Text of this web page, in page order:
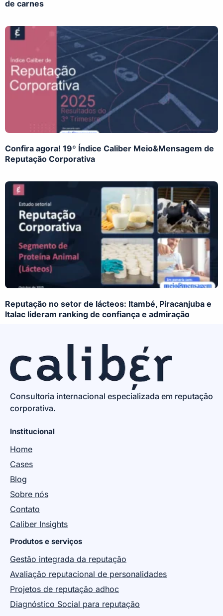
de carnes
Confira agora! 19º Índice Caliber Meio&Mensagem de
Reputação Corporativa
Reputação no setor de lácteos: Itambé, Piracanjuba e
Italac lideram ranking de confiança e admiração
Consultoria internacional especializada em reputação
corporativa.
Institucional
Home
Cases
Blog
Sobre nós
Contato
Caliber Insights
Produtos e serviços
Gestão integrada da reputação
Avaliação reputacional de personalidades
Projetos de reputação adhoc
Diagnóstico Social para reputação